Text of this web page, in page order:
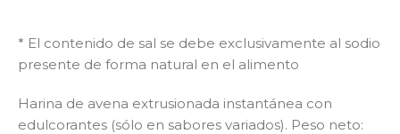
* El contenido de sal se debe exclusivamente al sodio
presente de forma natural en el alimento
Harina de avena extrusionada instantánea con
edulcorantes (sólo en sabores variados). Peso neto: